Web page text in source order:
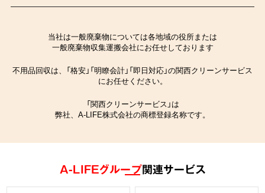
当社は一般廃棄物については各地域の役所または
一般廃棄物収集運搬会社にお任せしております
不用品回収は、「格安」「明瞭会計」「即日対応」の関西クリーンサービス
にお任せください。
「関西クリーンサービス」は
弊社、A-LIFE株式会社の商標登録名称です。
A-LIFEグループ関連サービス